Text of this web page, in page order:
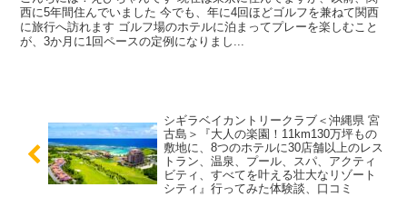
西に5年間住んでいました 今でも、年に4回ほどゴルフを兼ねて関西
に旅行へ訪れます ゴルフ場のホテルに泊まってプレーを楽しむこと
が、3か月に1回ペースの定例になりまし...
シギラベイカントリークラブ＜沖縄県 宮
古島＞『大人の楽園！11km130万坪もの
敷地に、8つのホテルに30店舗以上のレス
トラン、温泉、プール、スパ、アクティ
ビティ、すべてを叶える壮大なリゾート
シティ』行ってみた体験談、口コミ